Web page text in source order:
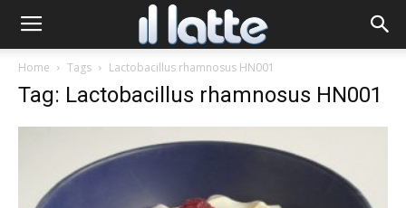
Home Tags Lactobacillus rhamnosus HN001
Tag: Lactobacillus rhamnosus HN001